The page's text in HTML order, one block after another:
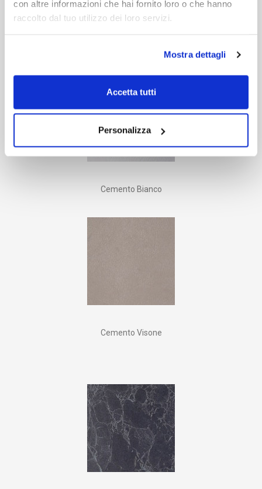
con altre informazioni che hai fornito loro o che hanno
raccolto dal tuo utilizzo dei loro servizi.
Mostra dettagli
Accetta tutti
Personalizza
Cemento Bianco
Cemento Visone